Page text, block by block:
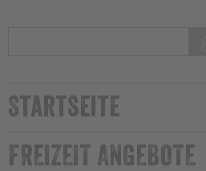
Startseite
FREIZEIT ANGEBOTE